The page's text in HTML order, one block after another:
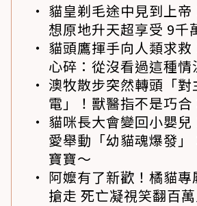
貓皇剃毛途中見到上
想原地升天超享受 9千
貓頭鷹揮手向人類求
心碎：從沒看過這種情
澳牧散步突然轉頭「對
電」！獸醫指不是巧
貓咪長大會變回小嬰兒
愛舉動「幼貓魂爆發
寶寶～
阿嬤有了新歡！橘貓專
搶走 死亡凝視笑翻百